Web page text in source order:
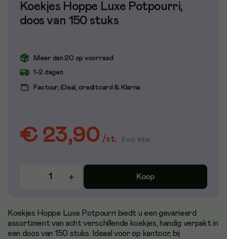
Koekjes Hoppe Luxe Potpourri,
doos van 150 stuks
Meer dan 20 op voorraad
1-2 dagen
Factuur, iDeal, creditcard & Klarna
€ 23,90 /st. Excl. btw
Koop
Koekjes Hoppe Luxe Potpourri biedt u een gevarieerd
assortiment van acht verschillende koekjes, handig verpakt in
een doos van 150 stuks. Ideaal voor op kantoor, bij